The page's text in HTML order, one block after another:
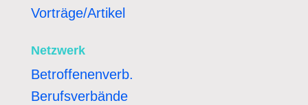
Vorträge/Artikel
Netzwerk
Betroffenenverb.
Berufsverbände